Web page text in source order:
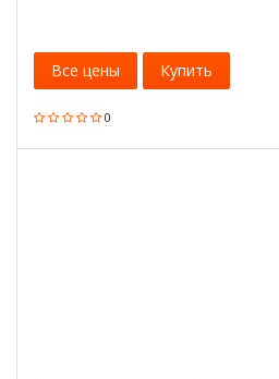
0
Все цены Купить